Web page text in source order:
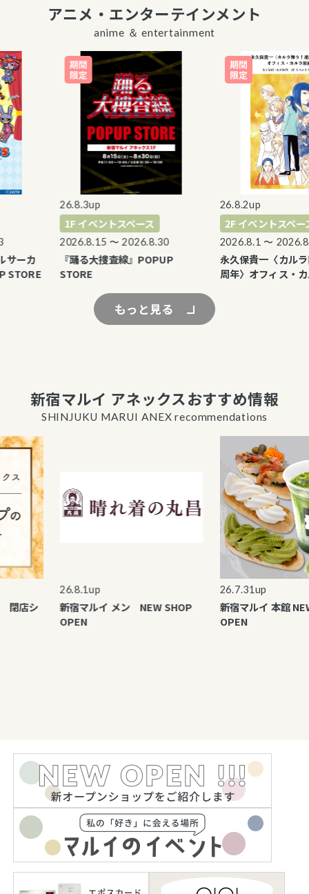
アニメ・エンターテインメント
anime ＆ entertainment
ーカ
26.8.3up
1F イベントスペース
2026.8.15 〜 2026.8.30
『踊る大捜査線』POPUP
STORE
26.8.2up
2F イベントスペース
2026.8.1 〜 2026.8.9
永久保貴一〈カルラ
周年〉オフィス・カ
もっと見る
新宿マルイ アネックスおすすめ情報
SHINJUKU MARUI ANEX recommendations
店シ
26.8.1up
新宿マルイ メン NEW SHOP
OPEN
26.7.31up
新宿マルイ 本館
OPEN